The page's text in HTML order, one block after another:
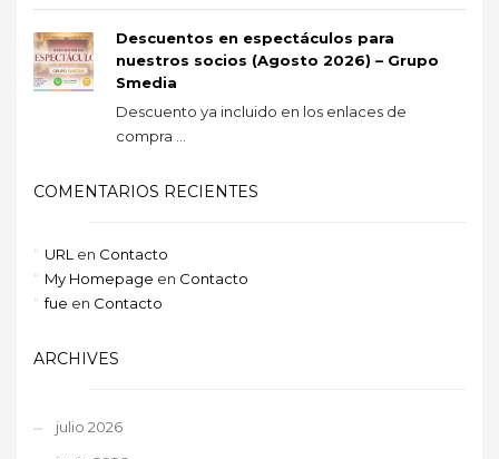
Descuentos en espectáculos para
nuestros socios (Agosto 2026) – Grupo
Smedia
Descuento ya incluido en los enlaces de
compra ...
COMENTARIOS RECIENTES
URL en Contacto
My Homepage en Contacto
fue en Contacto
ARCHIVES
julio 2026